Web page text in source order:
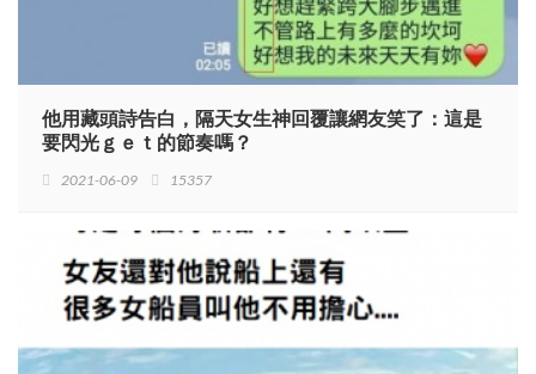
他用藏頭詩告白，隔天女生神回覆讓網友笑了：這是
要閃光ｇｅｔ的節奏嗎？
2021-06-09 15357